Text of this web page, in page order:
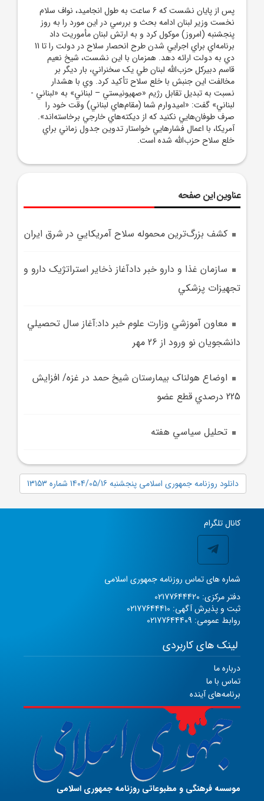
پس از پايان نشست که 6 ساعت به طول انجاميد، نواف سلام
نخست ‌وزير لبنان ادامه بحث و بررسي در اين مورد را به روز
پنجشنبه (امروز) موکول کرد و به ارتش لبنان مأموريت داد
برنامه‌اي براي اجرايي شدن طرح انحصار سلاح در دولت را تا 11
دي به دولت ارائه دهد. همزمان با اين نشست، شيخ ‌نعيم
قاسم دبيرکل حزب‌الله لبنان طي يک سخنراني، بار ديگر بر
مخالفت اين جنبش با خلع‌ سلاح تأکيد کرد. وي با هشدار
نسبت به تبديل تقابل رژيم «صهيونيستي – لبناني» به «لبناني -
لبناني» گفت: «اميدوارم شما (مقام‌هاي لبناني) وقت خود را
صرف طوفان‌هايي نکنيد که از ديکته‌هاي خارجي برخاسته‌اند».
آمريکا، با اعمال فشارهايي خواستار تدوين جدول زماني براي
خلع سلاح حزب‌الله شده است.
عناوین این صفحه
کشف بزرگ‌ترين محموله سلاح آمريکايي در شرق ايران
سازمان غذا و دارو خبر دادآغاز ذخاير استراتژيک دارو و
تجهيزات پزشکي
معاون آموزشي وزارت علوم خبر داد:آغاز سال تحصيلي
دانشجويان نو ورود از 26 مهر
اوضاع هولناک بيمارستان شيخ حمد در غزه/ افزايش
225 درصدي قطع عضو
تحليل سياسي هفته
دانلود روزنامه جمهوری اسلامی پنجشنبه 1404/05/16 شماره 13153
کانال تلگرام
شماره های تماس روزنامه جمهوری اسلامی
دفتر مرکزی: 02177644420
ثبت و پذیرش آگهی: 02177644410
روابط عمومی: 02177644409
لینک های کاربردی
درباره ما
تماس با ما
برنامه‌های آینده
موسسه فرهنگی و مطبوعاتی روزنامه جمهوری اسلامی